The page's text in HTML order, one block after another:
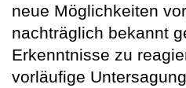
neue Möglichkeiten
nachträglich bekannt
Erkenntnisse zu
vorläufige Untersagung